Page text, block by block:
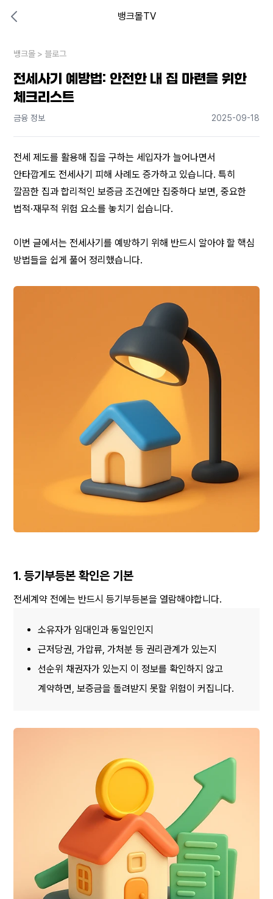
뱅크몰TV
내 상황엔 어떤 방법이 있을까?
뱅크몰 > 블로그
전세사기 예방법: 안전한 내 집 마련을 위한
체크리스트
금융 정보 2025-09-18
전세 제도를 활용해 집을 구하는 세입자가 늘어나면서
안타깝게도 전세사기 피해 사례도 증가하고 있습니다. 특히
깔끔한 집과 합리적인 보증금 조건에만 집중하다 보면, 중요한
법적·재무적 위험 요소를 놓치기 쉽습니다.
이번 글에서는 전세사기를 예방하기 위해 반드시 알아야 할 핵심
방법들을 쉽게 풀어 정리했습니다.
1. 등기부등본 확인은 기본
전세계약 전에는 반드시 등기부등본을 열람해야합니다.
소유자가 임대인과 동일인인지
근저당권, 가압류, 가처분 등 권리관계가 있는지
선순위 채권자가 있는지 이 정보를 확인하지 않고
계약하면, 보증금을 돌려받지 못할 위험이 커집니다.